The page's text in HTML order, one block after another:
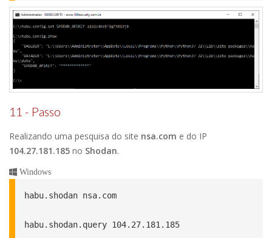
11 - Passo
Realizando uma pesquisa do site nsa.com e do IP
104.27.181.185 no Shodan.
Windows
habu.shodan nsa.com
habu.shodan.query 104.27.181.185